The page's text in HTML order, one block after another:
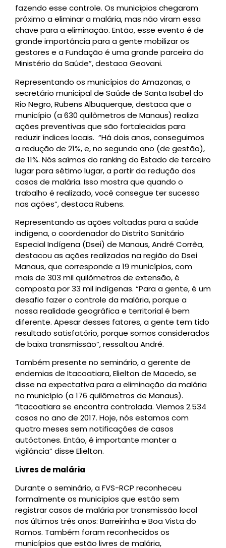
fazendo esse controle. Os municípios chegaram
próximo a eliminar a malária, mas não viram essa
chave para a eliminação. Então, esse evento é de
grande importância para a gente mobilizar os
gestores e a Fundação é uma grande parceira do
Ministério da Saúde”, destaca Geovani.
Representando os municípios do Amazonas, o
secretário municipal de Saúde de Santa Isabel do
Rio Negro, Rubens Albuquerque, destaca que o
município (a 630 quilômetros de Manaus) realiza
ações preventivas que são fortalecidas para
reduzir índices locais. “Há dois anos, conseguimos
a redução de 21%, e, no segundo ano (de gestão),
de 11%. Nós saímos do ranking do Estado de terceiro
lugar para sétimo lugar, a partir da redução dos
casos de malária. Isso mostra que quando o
trabalho é realizado, você consegue ter sucesso
nas ações”, destaca Rubens.
Representando as ações voltadas para a saúde
indígena, o coordenador do Distrito Sanitário
Especial Indígena (Dsei) de Manaus, André Corrêa,
destacou as ações realizadas na região do Dsei
Manaus, que corresponde a 19 municípios, com
mais de 303 mil quilômetros de extensão, é
composta por 33 mil indígenas. “Para a gente, é um
desafio fazer o controle da malária, porque a
nossa realidade geográfica e territorial é bem
diferente. Apesar desses fatores, a gente tem tido
resultado satisfatório, porque somos considerados
de baixa transmissão”, ressaltou André.
Também presente no seminário, o gerente de
endemias de Itacoatiara, Elielton de Macedo, se
disse na expectativa para a eliminação da malária
no município (a 176 quilômetros de Manaus).
“Itacoatiara se encontra controlada. Viemos 2.534
casos no ano de 2017. Hoje, nós estamos com
quatro meses sem notificações de casos
autóctones. Então, é importante manter a
vigilância” disse Elielton.
Livres de malária
Durante o seminário, a FVS-RCP reconheceu
formalmente os municípios que estão sem
registrar casos de malária por transmissão local
nos últimos três anos: Barreirinha e Boa Vista do
Ramos. Também foram reconhecidos os
municípios que estão livres de malária,